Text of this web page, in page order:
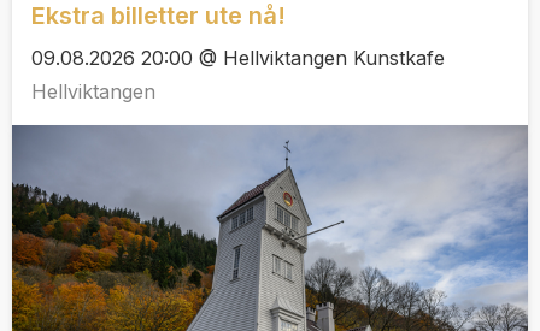
Ekstra billetter ute nå!
09.08.2026 20:00 @ Hellviktangen Kunstkafe
Hellviktangen